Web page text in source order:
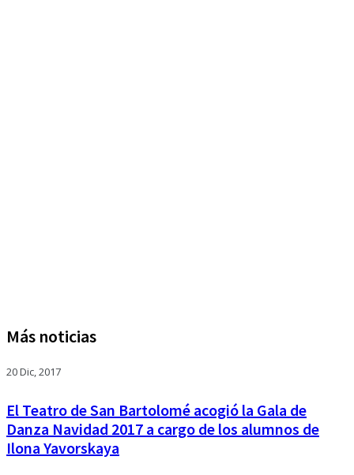
Más noticias
20 Dic, 2017
El Teatro de San Bartolomé acogió la Gala de
Danza Navidad 2017 a cargo de los alumnos de
Ilona Yavorskaya